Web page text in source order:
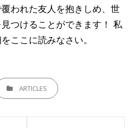
われた友人を抱きしめ、世
つけることができます！ 私
ここに読みなさい。
ARTICLES